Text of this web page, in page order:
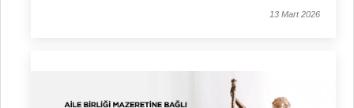
13 Mart 2026